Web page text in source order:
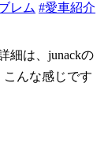
レム #愛車紹介
細は、junackの
こんな感じです